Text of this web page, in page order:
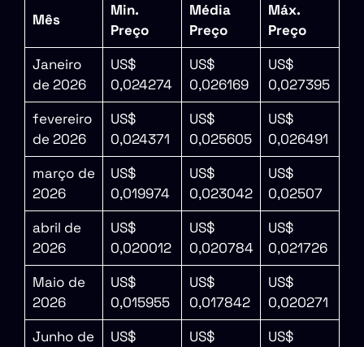
Mês
Min.
Preço
Média
Preço
Máx.
Preço
Janeiro
de 2026
US$
0,024274
US$
0,026169
US$
0,027395
fevereiro
de 2026
US$
0,024371
US$
0,025605
US$
0,026491
março de
2026
US$
0,019974
US$
0,023042
US$
0,02507
abril de
2026
US$
0,020012
US$
0,020784
US$
0,021726
Maio de
2026
US$
0,015955
US$
0,017842
US$
0,020271
Junho de
US$
US$
US$